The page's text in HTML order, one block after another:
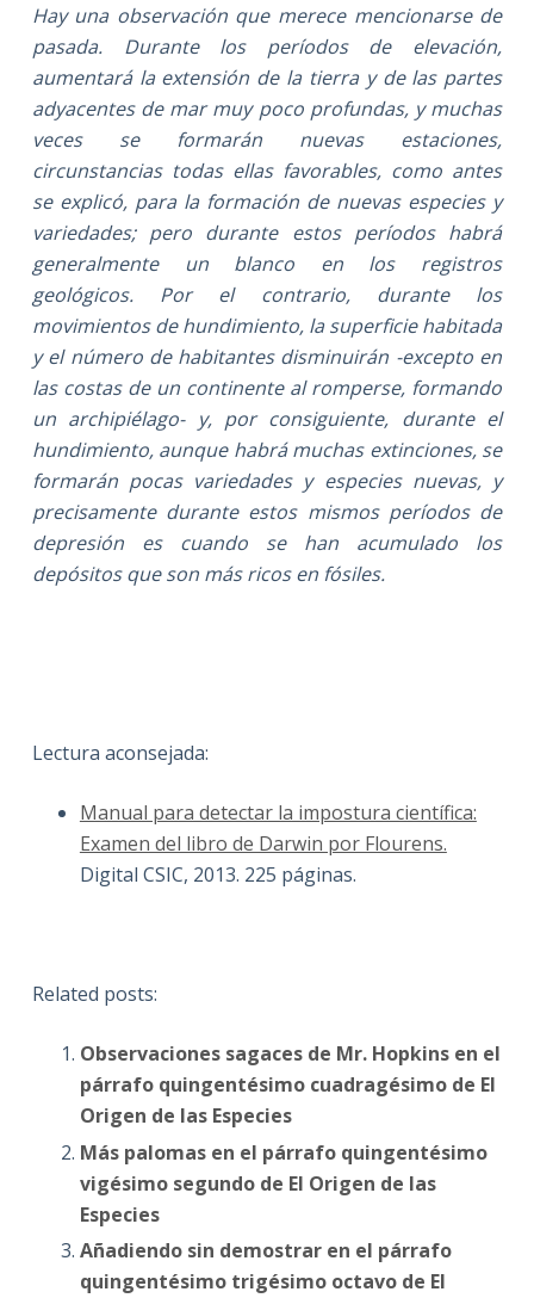
Hay una observación que merece mencionarse de
pasada. Durante los períodos de elevación,
aumentará la extensión de la tierra y de las partes
adyacentes de mar muy poco profundas, y muchas
veces se formarán nuevas estaciones,
circunstancias todas ellas favorables, como antes
se explicó, para la formación de nuevas especies y
variedades; pero durante estos períodos habrá
generalmente un blanco en los registros
geológicos. Por el contrario, durante los
movimientos de hundimiento, la superficie habitada
y el número de habitantes disminuirán -excepto en
las costas de un continente al romperse, formando
un archipiélago- y, por consiguiente, durante el
hundimiento, aunque habrá muchas extinciones, se
formarán pocas variedades y especies nuevas, y
precisamente durante estos mismos períodos de
depresión es cuando se han acumulado los
depósitos que son más ricos en fósiles.
Lectura aconsejada:
Manual para detectar la impostura científica:
Examen del libro de Darwin por Flourens.
Digital CSIC, 2013. 225 páginas.
Related posts:
Observaciones sagaces de Mr. Hopkins en el
párrafo quingentésimo cuadragésimo de El
Origen de las Especies
Más palomas en el párrafo quingentésimo
vigésimo segundo de El Origen de las
Especies
Añadiendo sin demostrar en el párrafo
quingentésimo trigésimo octavo de El